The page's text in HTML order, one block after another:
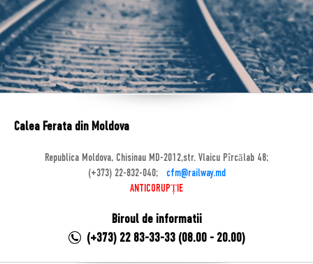
Calea Ferata din Moldova
Republica Moldova, Chisinau MD-2012,str. Vlaicu Pîrcălab 48;
(+373) 22-832-040;
cfm@railway.md
ANTICORUPȚIE
Biroul de informatii
(+373) 22 83-33-33 (08.00 - 20.00)